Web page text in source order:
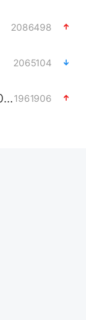
2086498
2065104
宇树科技王兴兴身家有望超200亿元1961906